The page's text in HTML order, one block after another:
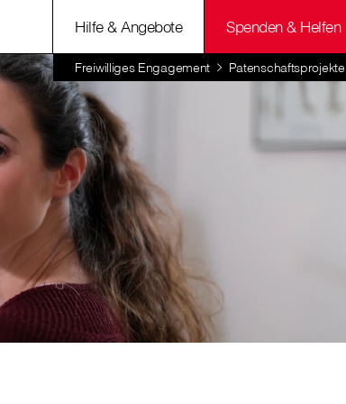
Hilfe & Angebote Spenden & Helfen
Freiwilliges Engagement Patenschaftsprojekte